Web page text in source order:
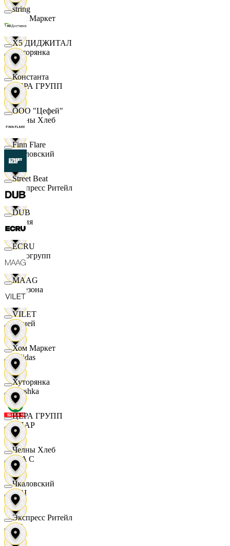
Хом Маркет
Хуторянка
ЦЕРА ГРУПП
Челны Хлеб
Чкаловский
Экспресс Ритейл
Юлия
Яркогрупп
4 Сезона
7 дней
Adidas
Bershka
СПАР
M A C
OBI
RE
string
X5 ДИДЖИТАЛ
Константа
ООО "Цефей"
Finn Flare
Street Beat
DUB
ECRU
MAAG
VILET
Хом Маркет
Хуторянка
ЦЕРА ГРУПП
Челны Хлеб
Чкаловский
Экспресс Ритейл